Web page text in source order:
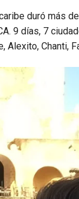
duró más
9 días, 7
Chanti,